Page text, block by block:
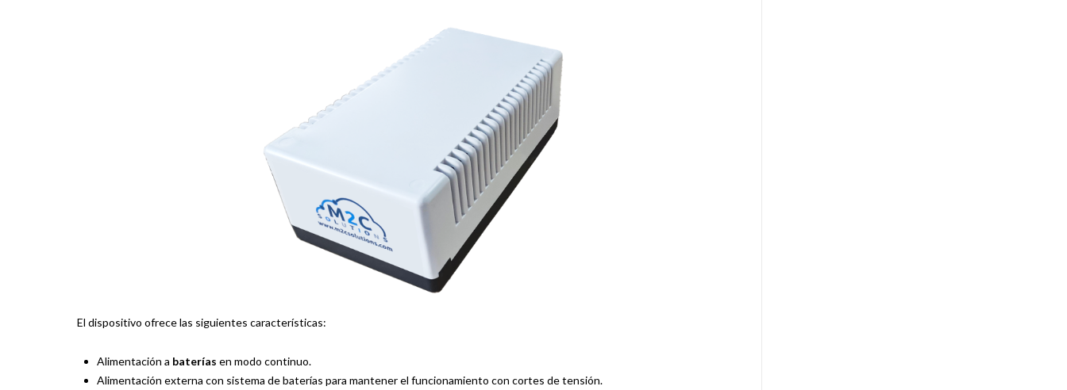
El dispositivo ofrece las siguientes características:
Alimentación a baterías en modo continuo.
Alimentación externa con sistema de baterías para mantener el funcionamiento con cortes de tensión.